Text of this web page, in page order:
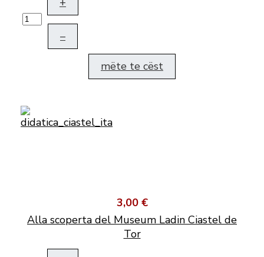
–
mëte te cëst
3,00 €
Alla scoperta del Museum Ladin Ciastel de
Tor